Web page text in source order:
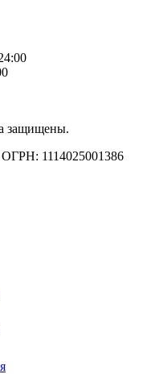
защищены.
1114025001386